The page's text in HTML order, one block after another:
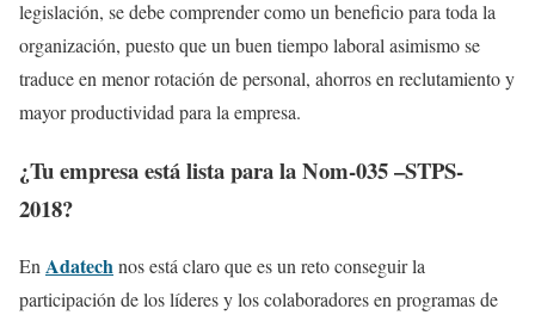
legislación, se debe comprender como un beneficio para toda la
organización, puesto que un buen tiempo laboral asimismo se
traduce en menor rotación de personal, ahorros en reclutamiento y
mayor productividad para la empresa.
¿Tu empresa está lista para la Nom-035 –STPS-
2018?
EnAdatechnos está claro que es un reto conseguir la
participación de los líderes y los colaboradores en programas de